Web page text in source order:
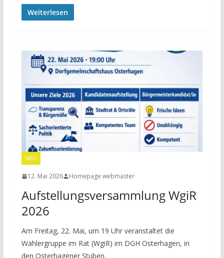
Weiterlesen
NEU
12. Mai 2026 Homepage webmaster
Aufstellungsversammlung WgiR
2026
Am Freitag, 22. Mai, um 19 Uhr veranstaltet die
Wählergruppe im Rat (WgiR) im DGH Osterhagen, in
den Osterhagener Stuben,